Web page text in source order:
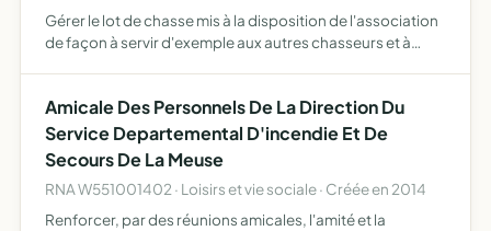
Gérer le lot de chasse mis à la disposition de l'association
de façon à servir d'exemple aux autres chasseurs et à
Amicale Des Personnels De La Direction Du
Service Departemental D'incendie Et De
Secours De La Meuse
RNA W551001402 · Loisirs et vie sociale · Créée en 2014
Renforcer, par des réunions amicales, l'amité et la